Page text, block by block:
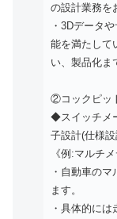
の設計業務を
・3Dデータ
能を満たして
い、製品化ま
②コックピッ
◆スイッチメ
子設計(仕様
《例:マルチ
・自動車の
ます。
・具体的に